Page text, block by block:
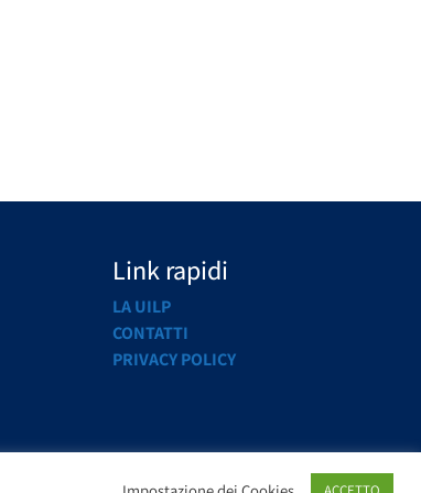
Link rapidi
LA UILP
CONTATTI
PRIVACY POLICY